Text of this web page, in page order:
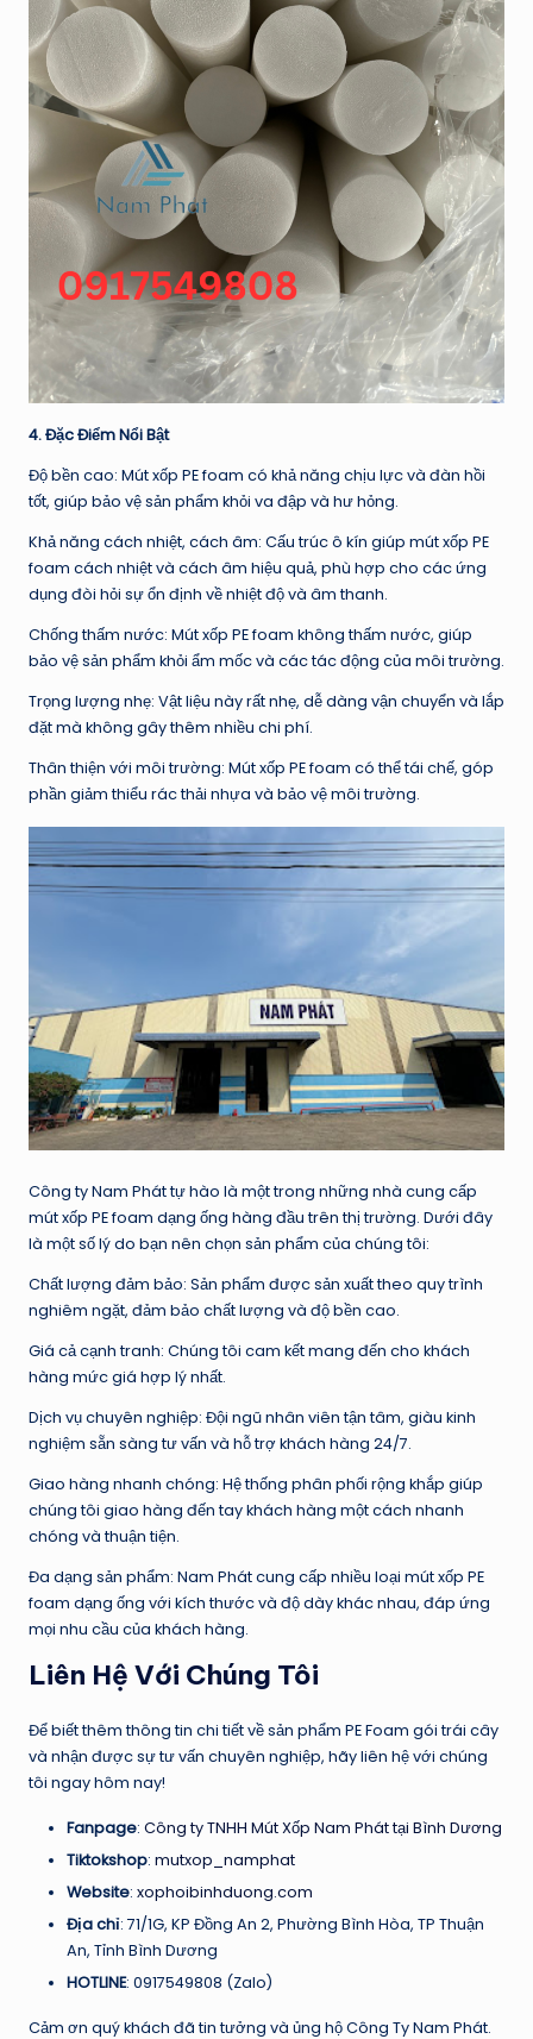
4. Đặc Điểm Nổi Bật
Độ bền cao: Mút xốp PE foam có khả năng chịu lực và đàn hồi
tốt, giúp bảo vệ sản phẩm khỏi va đập và hư hỏng.
Khả năng cách nhiệt, cách âm: Cấu trúc ô kín giúp mút xốp PE
foam cách nhiệt và cách âm hiệu quả, phù hợp cho các ứng
dụng đòi hỏi sự ổn định về nhiệt độ và âm thanh.
Chống thấm nước: Mút xốp PE foam không thấm nước, giúp
bảo vệ sản phẩm khỏi ẩm mốc và các tác động của môi trường.
Trọng lượng nhẹ: Vật liệu này rất nhẹ, dễ dàng vận chuyển và lắp
đặt mà không gây thêm nhiều chi phí.
Thân thiện với môi trường: Mút xốp PE foam có thể tái chế, góp
phần giảm thiểu rác thải nhựa và bảo vệ môi trường.
Công ty Nam Phát tự hào là một trong những nhà cung cấp
mút xốp PE foam dạng ống hàng đầu trên thị trường. Dưới đây
là một số lý do bạn nên chọn sản phẩm của chúng tôi:
Chất lượng đảm bảo: Sản phẩm được sản xuất theo quy trình
nghiêm ngặt, đảm bảo chất lượng và độ bền cao.
Giá cả cạnh tranh: Chúng tôi cam kết mang đến cho khách
hàng mức giá hợp lý nhất.
Dịch vụ chuyên nghiệp: Đội ngũ nhân viên tận tâm, giàu kinh
nghiệm sẵn sàng tư vấn và hỗ trợ khách hàng 24/7.
Giao hàng nhanh chóng: Hệ thống phân phối rộng khắp giúp
chúng tôi giao hàng đến tay khách hàng một cách nhanh
chóng và thuận tiện.
Đa dạng sản phẩm: Nam Phát cung cấp nhiều loại mút xốp PE
foam dạng ống với kích thước và độ dày khác nhau, đáp ứng
mọi nhu cầu của khách hàng.
Liên Hệ Với Chúng Tôi
Để biết thêm thông tin chi tiết về sản phẩm PE Foam gói trái cây
và nhận được sự tư vấn chuyên nghiệp, hãy liên hệ với chúng
tôi ngay hôm nay!
Fanpage: Công ty TNHH Mút Xốp Nam Phát tại Bình Dương
Tiktokshop: mutxop_namphat
Website: xophoibinhduong.com
Địa chỉ: 71/1G, KP Đồng An 2, Phường Bình Hòa, TP Thuận
An, Tỉnh Bình Dương
HOTLINE: 0917549808 (Zalo)
Cảm ơn quý khách đã tin tưởng và ủng hộ Công Ty Nam Phát.